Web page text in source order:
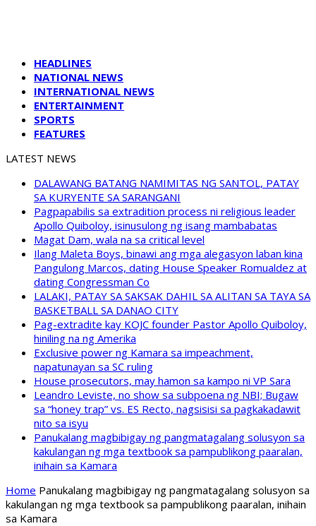
HEADLINES
NATIONAL NEWS
INTERNATIONAL NEWS
ENTERTAINMENT
SPORTS
FEATURES
LATEST NEWS
DALAWANG BATANG NAMIMITAS NG SANTOL, PATAY
SA KURYENTE SA SARANGANI
Pagpapabilis sa extradition process ni religious leader
Apollo Quiboloy, isinusulong ng isang mambabatas
Magat Dam, wala na sa critical level
Ilang Maleta Boys, binawi ang mga alegasyon laban kina
Pangulong Marcos, dating House Speaker Romualdez at
dating Congressman Co
LALAKI, PATAY SA SAKSAK DAHIL SA ALITAN SA TAYA SA
BASKETBALL SA DANAO CITY
Pag-extradite kay KOJC founder Pastor Apollo Quiboloy,
hiniling na ng Amerika
Exclusive power ng Kamara sa impeachment,
napatunayan sa SC ruling
House prosecutors, may hamon sa kampo ni VP Sara
Leandro Leviste, no show sa subpoena ng NBI; Bugaw
sa “honey trap” vs. ES Recto, nagsisisi sa pagkakadawit
nito sa isyu
Panukalang magbibigay ng pangmatagalang solusyon sa
kakulangan ng mga textbook sa pampublikong paaralan,
inihain sa Kamara
Home Panukalang magbibigay ng pangmatagalang solusyon sa
kakulangan ng mga textbook sa pampublikong paaralan, inihain
sa Kamara